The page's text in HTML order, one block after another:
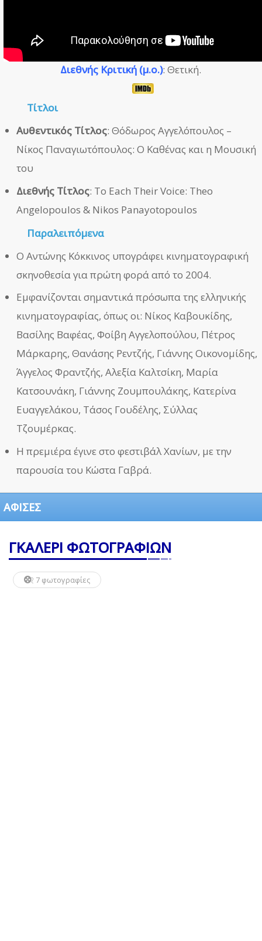
Διεθνής Κριτική (μ.ο.): Θετική.
Τίτλοι
Αυθεντικός Τίτλος: Θόδωρος Αγγελόπουλος –
Νίκος Παναγιωτόπουλος: Ο Καθένας και η Μουσική
του
Διεθνής Τίτλος: To Each Their Voice: Theo
Angelopoulos & Nikos Panayotopoulos
Παραλειπόμενα
Ο Αντώνης Κόκκινος υπογράφει κινηματογραφική
σκηνοθεσία για πρώτη φορά από το 2004.
Εμφανίζονται σημαντικά πρόσωπα της ελληνικής
κινηματογραφίας, όπως οι: Νίκος Καβουκίδης,
Βασίλης Βαφέας, Φοίβη Αγγελοπούλου, Πέτρος
Μάρκαρης, Θανάσης Ρεντζής, Γιάννης Οικονομίδης,
Άγγελος Φραντζής, Αλεξία Καλτσίκη, Μαρία
Κατσουνάκη, Γιάννης Ζουμπουλάκης, Κατερίνα
Ευαγγελάκου, Τάσος Γουδέλης, Σύλλας
Τζουμέρκας.
Η πρεμιέρα έγινε στο φεστιβάλ Χανίων, με την
παρουσία του Κώστα Γαβρά.
ΑΦΙΣΕΣ
ΓΚΑΛΕΡΙ ΦΩΤΟΓΡΑΦΙΩΝ
7 φωτογραφίες